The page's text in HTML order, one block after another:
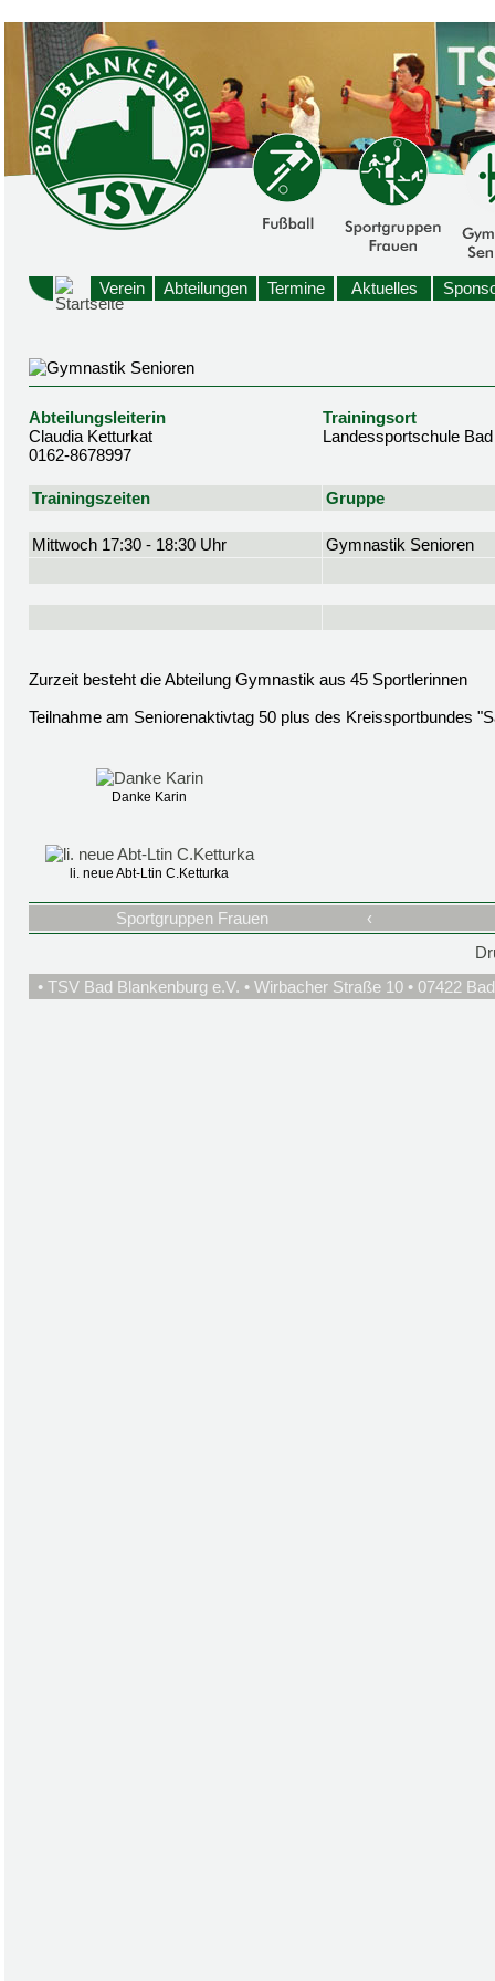
Verein Abteilungen Termine Aktuelles
Abteilungsleiterin
Claudia Ketturkat
0162-8678997
Trainingsort
Landessportschule
Trainingszeiten Gruppe
Mittwoch 17:30 - 18:30 Uhr Gymnastik Senioren
Zurzeit besteht die Abteilung Gymnastik aus 45 Sportlerinnen
Teilnahme am Seniorenaktivtag 50 plus des Kreissportbundes
Danke Karin
li. neue Abt-Ltin C.Ketturka
Sportgruppen Frauen
‹
• TSV Bad Blankenburg e.V. • Wirbacher Straße 10 • 07422